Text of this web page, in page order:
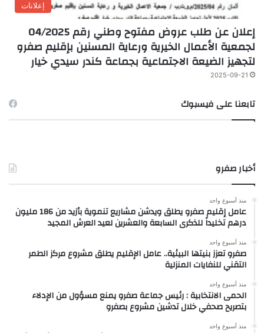
إعلانات
إعلان عن طلب عروض مفتوح وطني رقم 04/2025
لجمعية الأعمال الخيرية ورعاية المسنين بإقليم صفرو
لتجهيز الضيعة الاجتماعية بجماعة كندر سيدي خيار
2025-09-21
تابعنا على فيسبوك
أخبار صفرو
منذ أسبوع واحد
عامل إقليم صفرو يطلق ويدشن مشاريع تنموية بأزيد من 186 مليون
درهم تخليداً للذكرى السابعة والعشرين لعيد العرش المجيد
منذ أسبوع واحد
صفرو تعزز بنيتها البيئية.. عامل الإقليم يطلق مشروع مركز الطمر
التقني للنفايات المنزلية
منذ أسبوع واحد
الحمى الانتخابية : رئيس جماعة صفرو يمنع مسؤول من الإدلاء
بتصريح صحفي خلال تدشين مشروع بصفرو
منذ أسبوع واحد